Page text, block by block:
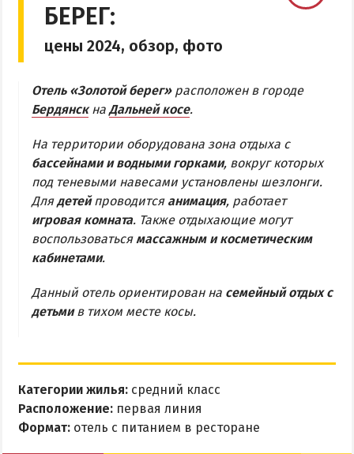
Бердянская коса
Ближняя коса
Дальняя коса
АЗМОЛ
АКЗ
ВЕРХОВАЯ
КУРОРТ
ЛИСКИ
НАГОРНАЯ ЧАСТЬ
ПЕСКИ
СЛОБОДКА
БЕРЕГ:
цены 2024, обзор, фото
Отель «Золотой берег»расположен в городе
Бердянскна Дальней косе.
На территории оборудована зона отдыха с
бассейнами и водными горками, вокруг которых
под теневыми навесами установлены шезлонги.
Длядетейпроводится анимация, работает
игровая комната. Также отдыхающие могут
воспользоватьсямассажным и косметическим
кабинетами.
Данный отель ориентирован на семейный отдых с
детьмив тихом месте косы.
Категории жилья: средний класс
Расположение: первая линия
Формат: отель с питанием в ресторане